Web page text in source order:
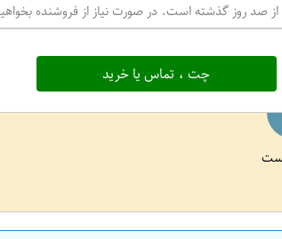
از صد روز گذشته است. در صورت نیاز از فروشنده
چت ، تماس یا خرید